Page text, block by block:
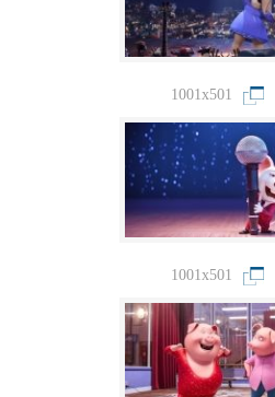
1001x501
1001x501